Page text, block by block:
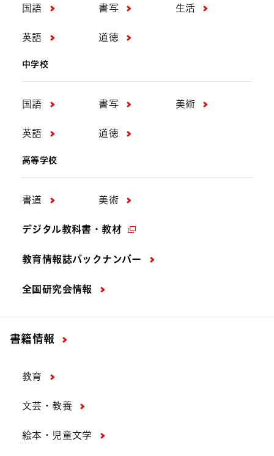
国語 書写 生活
英語 道徳
中学校
国語 書写 美術
英語 道徳
高等学校
書道 美術
デジタル教科書・教材
教育情報誌バックナンバー
全国研究会情報
書籍情報
教育
文芸・教養
絵本・児童文学